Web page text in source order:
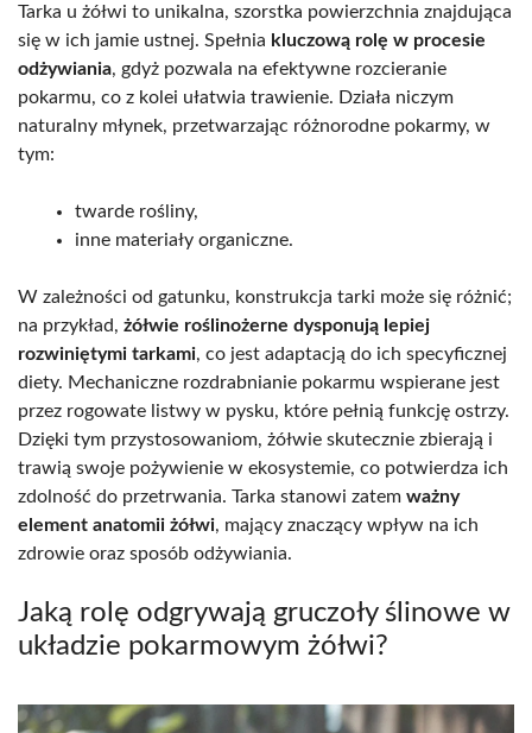
Tarka u żółwi to unikalna, szorstka powierzchnia znajdująca
się w ich jamie ustnej. Spełnia kluczową rolę w procesie
odżywiania, gdyż pozwala na efektywne rozcieranie
pokarmu, co z kolei ułatwia trawienie. Działa niczym
naturalny młynek, przetwarzając różnorodne pokarmy, w
tym:
twarde rośliny,
inne materiały organiczne.
W zależności od gatunku, konstrukcja tarki może się różnić;
na przykład, żółwie roślinożerne dysponują lepiej
rozwiniętymi tarkami, co jest adaptacją do ich specyficznej
diety. Mechaniczne rozdrabnianie pokarmu wspierane jest
przez rogowate listwy w pysku, które pełnią funkcję ostrzy.
Dzięki tym przystosowaniom, żółwie skutecznie zbierają i
trawią swoje pożywienie w ekosystemie, co potwierdza ich
zdolność do przetrwania. Tarka stanowi zatem ważny
element anatomii żółwi, mający znaczący wpływ na ich
zdrowie oraz sposób odżywiania.
Jaką rolę odgrywają gruczoły ślinowe w
układzie pokarmowym żółwi?